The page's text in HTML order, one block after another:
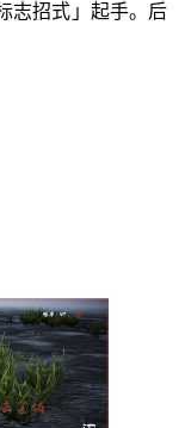
志招式」起手。后